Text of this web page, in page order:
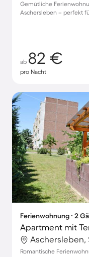
Gemütliche
Aschersleben – perfekt
ab 82 €
pro Nacht
Ferienwohnung ∙ 2
Aschersleben,
Romantische